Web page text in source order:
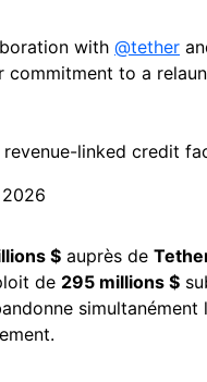
with @tether
to a
linked credit
$ auprès de
de 295 millions $
simultanément